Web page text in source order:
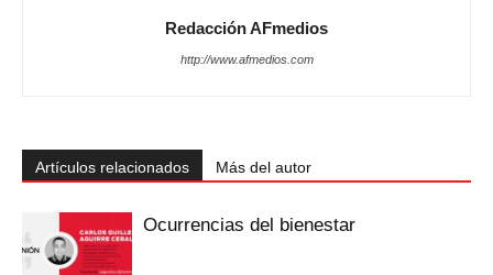
Redacción AFmedios
http://www.afmedios.com
Artículos relacionados Más del autor
Ocurrencias del bienestar